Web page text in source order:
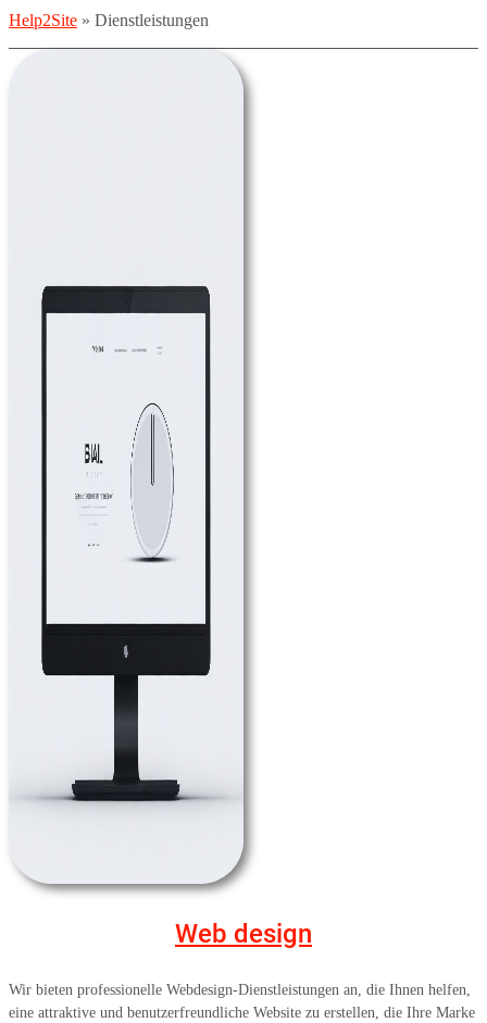
Help2Site » Dienstleistungen
Web design
Wir bieten professionelle Webdesign-Dienstleistungen an, die Ihnen helfen,
eine attraktive und benutzerfreundliche Website zu erstellen, die Ihre Marke